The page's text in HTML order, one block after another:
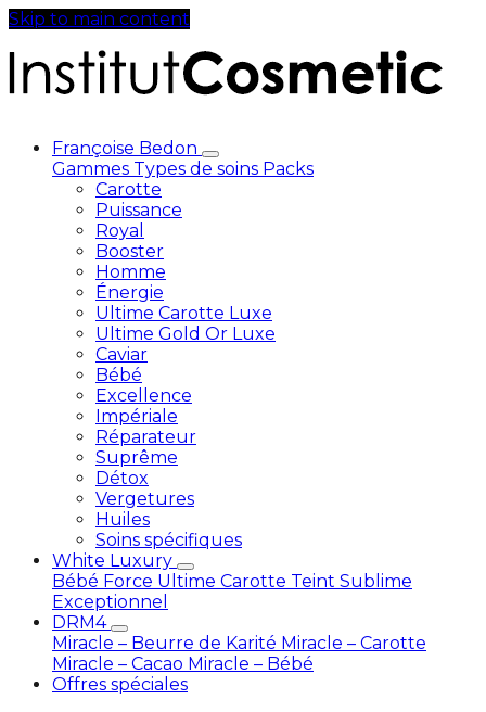
Skip to main content
Françoise Bedon
Gammes Types de soins Packs
Carotte
Puissance
Royal
Booster
Homme
Énergie
Ultime Carotte Luxe
Ultime Gold Or Luxe
Caviar
Bébé
Excellence
Impériale
Réparateur
Suprême
Détox
Vergetures
Huiles
Soins spécifiques
White Luxury
Bébé Force Ultime Carotte Teint Sublime
Exceptionnel
DRM4
Miracle – Beurre de Karité Miracle – Carotte
Miracle – Cacao Miracle – Bébé
Offres spéciales